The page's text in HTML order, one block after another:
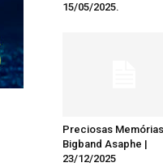
15/05/2025.
Preciosas
Bigband Asaphe |
23/12/2025